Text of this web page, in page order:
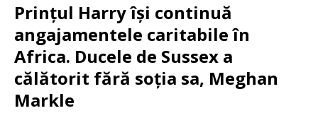
Prințul Harry își continuă
angajamentele caritabile în
Africa. Ducele de Sussex a
călătorit fără soția sa, Meghan
Markle